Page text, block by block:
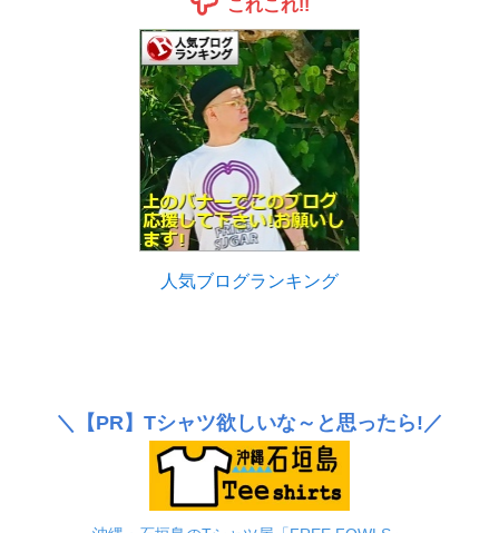
これこれ!!
人気ブログランキング
＼ 【PR】 Tシャツ欲しいな～と思ったら!／